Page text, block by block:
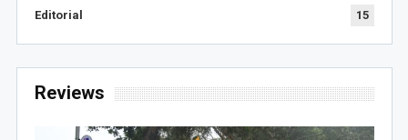
Editorial 15
Reviews